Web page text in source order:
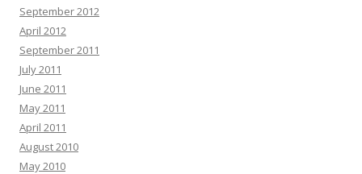
September 2012
April 2012
September 2011
July 2011
June 2011
May 2011
April 2011
August 2010
May 2010